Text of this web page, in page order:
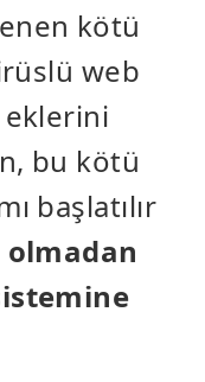
kötü
web
bu kötü
başlatılır
olmadan